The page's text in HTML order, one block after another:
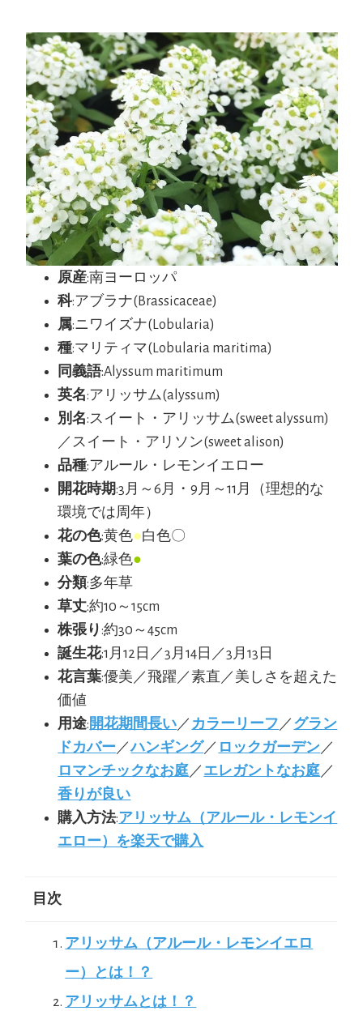
原産:南ヨーロッパ
科:アブラナ(Brassicaceae)
属:ニワイズナ(Lobularia)
種:マリティマ(Lobularia maritima)
同義語:Alyssum maritimum
英名:アリッサム(alyssum)
別名:スイート・アリッサム(sweet alyssum)
／スイート・アリソン(sweet alison)
品種:アルール・レモンイエロー
開花時期:3月～6月・9月～11月（理想的な
環境では周年）
花の色:黄色●白色〇
葉の色:緑色●
分類:多年草
草丈:約10～15cm
株張り:約30～45cm
誕生花:1月12日／3月14日／3月13日
花言葉:優美／飛躍／素直／美しさを超えた
価値
用途: 開花期間長い ／ カラーリーフ ／ グラン
ドカバー ／ハンギング／ ロックガーデン ／
ロマンチックなお庭 ／ エレガントなお庭 ／
香りが良い
購入方法:アリッサム（アルール・レモンイ
エロー）を楽天で購入
目次
アリッサム（アルール・レモンイエロ
ー）とは！？
アリッサムとは！？